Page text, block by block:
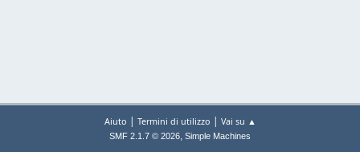
Aiuto | Termini di utilizzo | Vai su ▲
SMF 2.1.7 © 2026, Simple Machines